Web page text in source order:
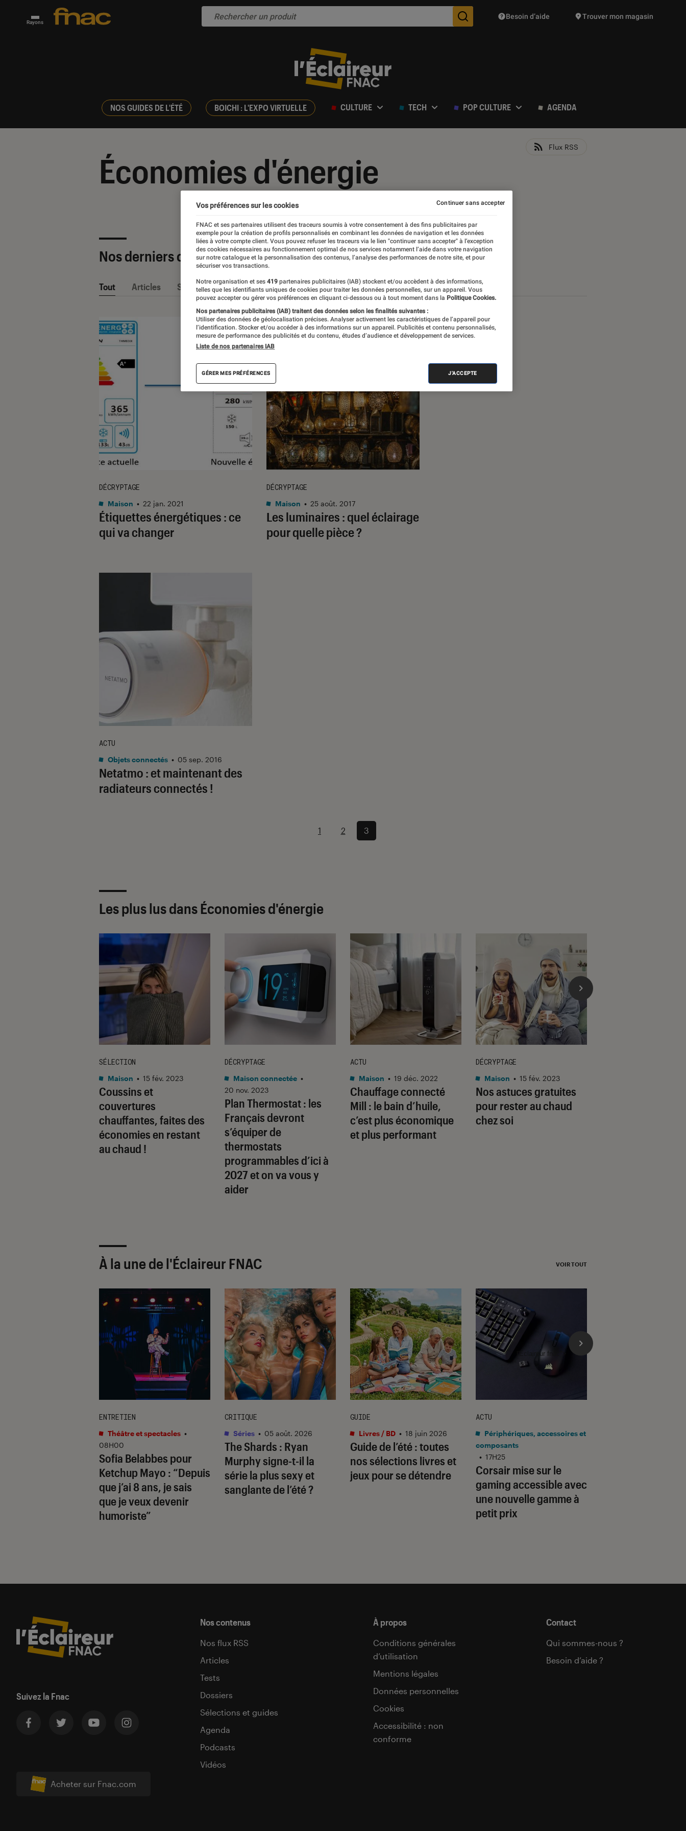
Rayons Des suggestions de produits vont vous être proposées
Besoin d’aide Trouver mon magasin
NOS GUIDES DE L'ÉTÉ BOICHI : L'EXPO VIRTUELLE CULTURE TECH POP CULTURE AGENDA
Économies d'énergie
Flux RSS
Nos derniers contenus
Tout Articles Sélections et guides
Étiquettes énergétiques : ce
qui va changer
DÉCRYPTAGE
Maison • 22 jan. 2021
Les luminaires : quel éclairage
pour quelle pièce ?
DÉCRYPTAGE
Maison • 25 août. 2017
Netatmo : et maintenant des
radiateurs connectés !
ACTU
Objets connectés • 05 sep. 2016
1 2 3
Les plus lus dans Économies d'énergie
Coussins et
couvertures
chauffantes, faites des
économies en restant
au chaud !
SÉLECTION
Maison • 15 fév. 2023
Plan Thermostat : les
Français devront
s’équiper de
thermostats
programmables d’ici à
2027 et on va vous y
aider
DÉCRYPTAGE
Maison connectée •
20 nov. 2023
Chauffage connecté
Mill : le bain d’huile,
c’est plus économique
et plus performant
ACTU
Maison • 19 déc. 2022
Nos astuces gratuites
pour rester au chaud
chez soi
DÉCRYPTAGE
Maison • 15 fév. 2023
À la une de l'Éclaireur FNAC VOIR TOUT
Sofia Belabbes pour
Ketchup Mayo : “Depuis
que j’ai 8 ans, je sais
que je veux devenir
humoriste”
ENTRETIEN
Théâtre et spectacles •
08H00
The Shards : Ryan
Murphy signe-t-il la
série la plus sexy et
sanglante de l’été ?
CRITIQUE
Séries • 05 août. 2026
Guide de l’été : toutes
nos sélections livres et
jeux pour se détendre
GUIDE
Livres / BD • 18 juin 2026
Corsair mise sur le
gaming accessible avec
une nouvelle gamme à
petit prix
ACTU
Périphériques, accessoires et
composants
• 17H25
l'Éclaireur fnac">
Suivez la Fnac
Acheter sur Fnac.com
Nos contenus
Nos flux RSS
Articles
Tests
Dossiers
Sélections et guides
Agenda
Podcasts
Vidéos
À propos
Conditions générales
d’utilisation
Mentions légales
Données personnelles
Cookies
Accessibilité : non
conforme
Contact
Qui sommes-nous ?
Besoin d’aide ?
Vos préférences sur les cookies
FNAC et ses partenaires utilisent des traceurs soumis à votre consentement à des fins publicitaires par
exemple pour la création de profils personnalisés en combinant les données de navigation et les données
liées à votre compte client. Vous pouvez refuser les traceurs via le lien "continuer sans accepter" à l’exception
des cookies nécessaires au fonctionnement optimal de nos services notamment l’aide dans votre navigation
sur notre catalogue et la personnalisation des contenus, l’analyse des performances de notre site, et pour
sécuriser vos transactions.
Notre organisation et ses 419 partenaires publicitaires (IAB) stockent et/ou accèdent à des informations,
telles que les identifiants uniques de cookies pour traiter les données personnelles, sur un appareil. Vous
pouvez accepter ou gérer vos préférences en cliquant ci-dessous ou à tout moment dans la Politique Cookies.
Nos partenaires publicitaires (IAB) traitent des données selon les finalités suivantes :
Utiliser des données de géolocalisation précises. Analyser activement les caractéristiques de l’appareil pour
l’identification. Stocker et/ou accéder à des informations sur un appareil. Publicités et contenu personnalisés,
mesure de performance des publicités et du contenu, études d’audience et développement de services.
Liste de nos partenaires IAB
GÉRER MES PRÉFÉRENCES J'ACCEPTE
Continuer sans accepter